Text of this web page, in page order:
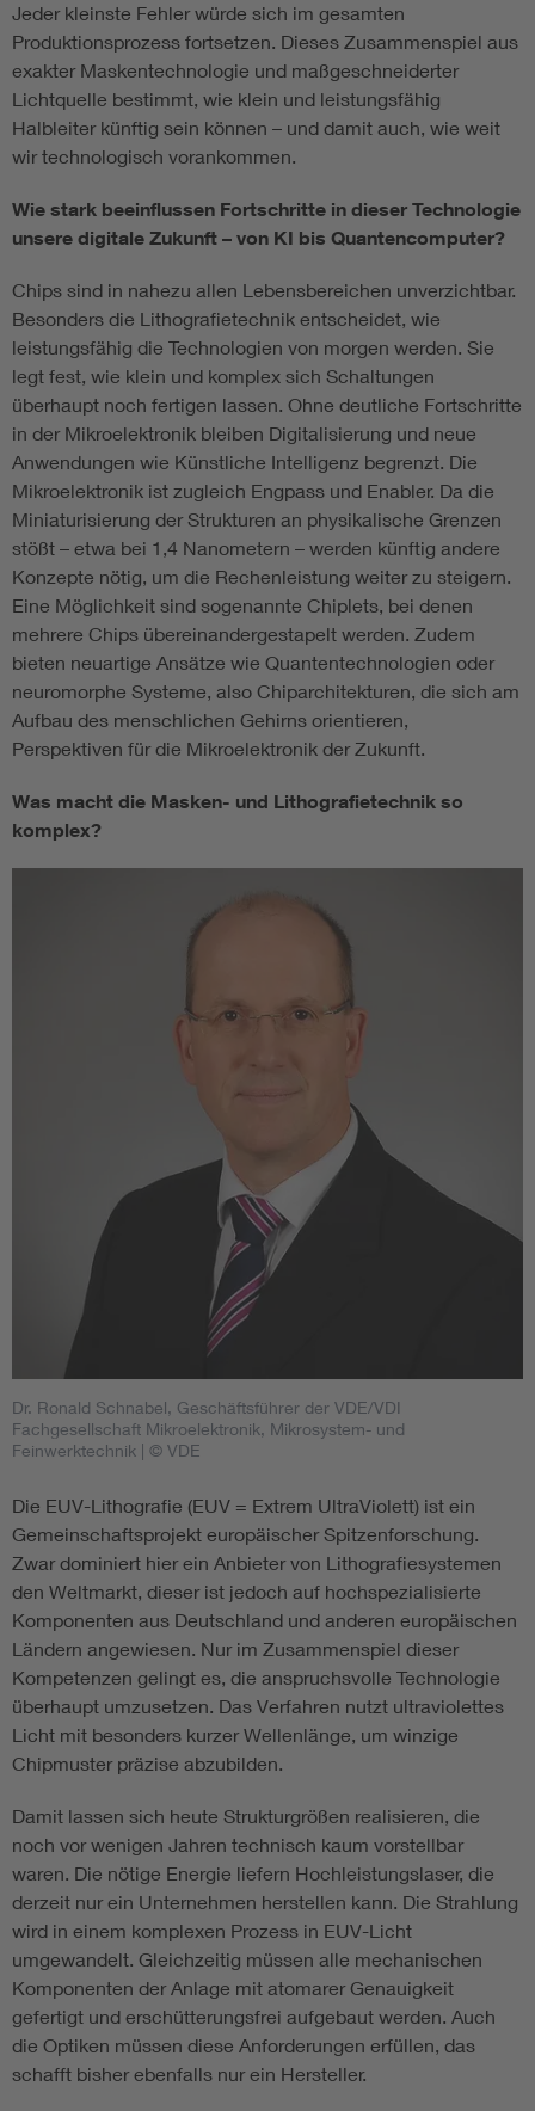
Jeder kleinste Fehler würde sich im gesamten
Produktionsprozess fortsetzen. Dieses Zusammenspiel aus
exakter Maskentechnologie und maßgeschneiderter
Lichtquelle bestimmt, wie klein und leistungsfähig
Halbleiter künftig sein können – und damit auch, wie weit
wir technologisch vorankommen.
Wie stark beeinflussen Fortschritte in dieser Technologie
unsere digitale Zukunft – von KI bis Quantencomputer?
Chips sind in nahezu allen Lebensbereichen unverzichtbar.
Besonders die Lithografietechnik entscheidet, wie
leistungsfähig die Technologien von morgen werden. Sie
legt fest, wie klein und komplex sich Schaltungen
überhaupt noch fertigen lassen. Ohne deutliche Fortschritte
in der Mikroelektronik bleiben Digitalisierung und neue
Anwendungen wie Künstliche Intelligenz begrenzt. Die
Mikroelektronik ist zugleich Engpass und Enabler. Da die
Miniaturisierung der Strukturen an physikalische Grenzen
stößt – etwa bei 1,4 Nanometern – werden künftig andere
Konzepte nötig, um die Rechenleistung weiter zu steigern.
Eine Möglichkeit sind sogenannte Chiplets, bei denen
mehrere Chips übereinandergestapelt werden. Zudem
bieten neuartige Ansätze wie Quantentechnologien oder
neuromorphe Systeme, also Chiparchitekturen, die sich am
Aufbau des menschlichen Gehirns orientieren,
Perspektiven für die Mikroelektronik der Zukunft.
Was macht die Masken- und Lithografietechnik so
komplex?
Dr. Ronald Schnabel, Geschäftsführer der VDE/VDI
Fachgesellschaft Mikroelektronik, Mikrosystem- und
Feinwerktechnik | © VDE
Die EUV-Lithografie (EUV = Extrem UltraViolett) ist ein
Gemeinschaftsprojekt europäischer Spitzenforschung.
Zwar dominiert hier ein Anbieter von Lithografiesystemen
den Weltmarkt, dieser ist jedoch auf hochspezialisierte
Komponenten aus Deutschland und anderen europäischen
Ländern angewiesen. Nur im Zusammenspiel dieser
Kompetenzen gelingt es, die anspruchsvolle Technologie
überhaupt umzusetzen. Das Verfahren nutzt ultraviolettes
Licht mit besonders kurzer Wellenlänge, um winzige
Chipmuster präzise abzubilden.
Damit lassen sich heute Strukturgrößen realisieren, die
noch vor wenigen Jahren technisch kaum vorstellbar
waren. Die nötige Energie liefern Hochleistungslaser, die
derzeit nur ein Unternehmen herstellen kann. Die Strahlung
wird in einem komplexen Prozess in EUV-Licht
umgewandelt. Gleichzeitig müssen alle mechanischen
Komponenten der Anlage mit atomarer Genauigkeit
gefertigt und erschütterungsfrei aufgebaut werden. Auch
die Optiken müssen diese Anforderungen erfüllen, das
schafft bisher ebenfalls nur ein Hersteller.